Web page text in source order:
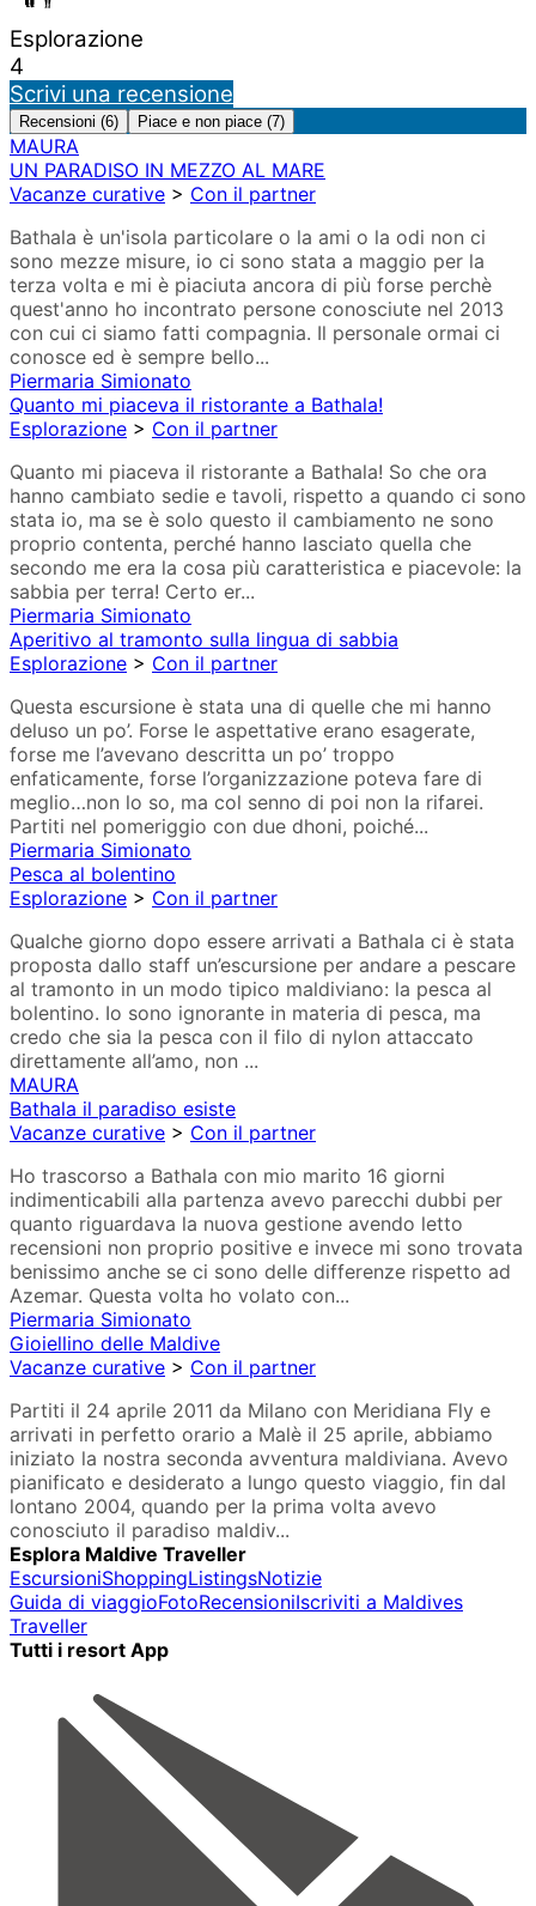
Esplorazione
4
Scrivi una recensione
Recensioni (6) Piace e non piace (7)
MAURA
UN PARADISO IN MEZZO AL MARE
Vacanze curative > Con il partner
Bathala è un'isola particolare o la ami o la odi non ci
sono mezze misure, io ci sono stata a maggio per la
terza volta e mi è piaciuta ancora di più forse perchè
quest'anno ho incontrato persone conosciute nel 2013
con cui ci siamo fatti compagnia. Il personale ormai ci
conosce ed è sempre bello...
Piermaria Simionato
Quanto mi piaceva il ristorante a Bathala!
Esplorazione > Con il partner
Quanto mi piaceva il ristorante a Bathala! So che ora
hanno cambiato sedie e tavoli, rispetto a quando ci sono
stata io, ma se è solo questo il cambiamento ne sono
proprio contenta, perché hanno lasciato quella che
secondo me era la cosa più caratteristica e piacevole: la
sabbia per terra! Certo er...
Piermaria Simionato
Aperitivo al tramonto sulla lingua di sabbia
Esplorazione > Con il partner
Questa escursione è stata una di quelle che mi hanno
deluso un po’. Forse le aspettative erano esagerate,
forse me l’avevano descritta un po’ troppo
enfaticamente, forse l’organizzazione poteva fare di
meglio…non lo so, ma col senno di poi non la rifarei.
Partiti nel pomeriggio con due dhoni, poiché...
Piermaria Simionato
Pesca al bolentino
Esplorazione > Con il partner
Qualche giorno dopo essere arrivati a Bathala ci è stata
proposta dallo staff un’escursione per andare a pescare
al tramonto in un modo tipico maldiviano: la pesca al
bolentino. Io sono ignorante in materia di pesca, ma
credo che sia la pesca con il filo di nylon attaccato
direttamente all’amo, non ...
MAURA
Bathala il paradiso esiste
Vacanze curative > Con il partner
Ho trascorso a Bathala con mio marito 16 giorni
indimenticabili alla partenza avevo parecchi dubbi per
quanto riguardava la nuova gestione avendo letto
recensioni non proprio positive e invece mi sono trovata
benissimo anche se ci sono delle differenze rispetto ad
Azemar. Questa volta ho volato con...
Piermaria Simionato
Gioiellino delle Maldive
Vacanze curative > Con il partner
Partiti il 24 aprile 2011 da Milano con Meridiana Fly e
arrivati in perfetto orario a Malè il 25 aprile, abbiamo
iniziato la nostra seconda avventura maldiviana. Avevo
pianificato e desiderato a lungo questo viaggio, fin dal
lontano 2004, quando per la prima volta avevo
conosciuto il paradiso maldiv...
Esplora Maldive Traveller
EscursioniShoppingListingsNotizie
Guida di viaggioFotoRecensioniIscriviti a Maldives
Traveller
Tutti i resort App